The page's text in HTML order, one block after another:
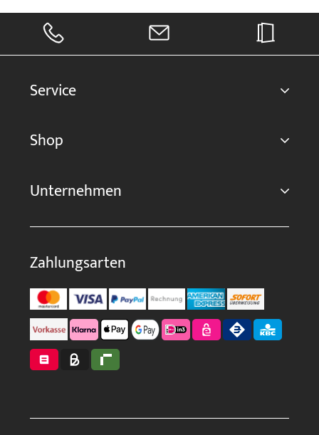
Service
Shop
Unternehmen
Zahlungsarten